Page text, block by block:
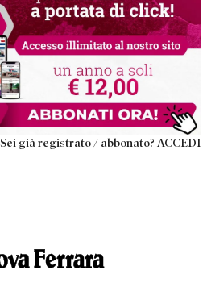
Sei già registrato / abbonato? ACCEDI